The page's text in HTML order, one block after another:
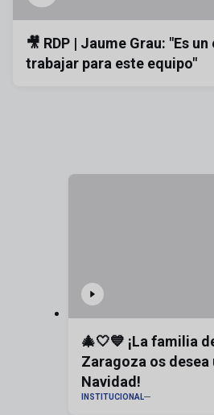
🎥 RDP | Jaume Grau: "Es
trabajar para este equipo"
🎄🤍💙 ¡La familia
Zaragoza os desea
Navidad!
INSTITUCIONAL